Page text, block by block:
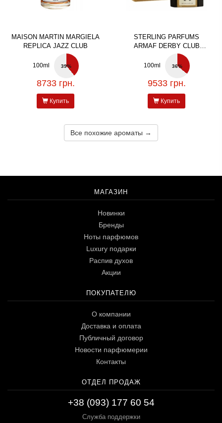
MAISON MARTIN MARGIELA
REPLICA JAZZ CLUB
100ml 39%
8733 грн.
Купить
STERLING PARFUMS
ARMAF DERBY CLUB
HOUSE ASCOT
100ml 36%
9533 грн.
Купить
Все похожие ароматы →
МАГАЗИН
Новинки
Бренды
Ноты парфюмов
Luxury подарки
Распив духов
Акции
ПОКУПАТЕЛЮ
О компании
Доставка и оплата
Публичный договор
Новости парфюмерии
Контакты
ОТДЕЛ ПРОДАЖ
+38 (093) 177 60 54
Служба поддержки